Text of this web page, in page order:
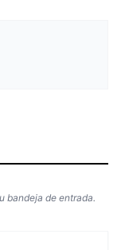
bandeja de entrada.